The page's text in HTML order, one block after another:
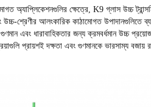
অ্যাপ্লিকেশনগুলির ক্ষেত্রে, K9 গ্লাস উচ্চ
উচ্চ-শ্রেণীর আলংকারিক কাঠামোগত উপাদানগুলিতে
এবং ধারাবাহিকতার জন্য ক্রমবর্ধমান উচ্চ
প্রায়শই দক্ষতা এবং গুণমানকে ভারসাম্য বজায়